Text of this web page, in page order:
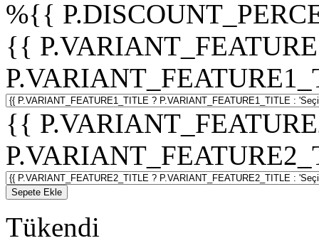
%{{
{{
{{
Sepete Ekle
Tükendi